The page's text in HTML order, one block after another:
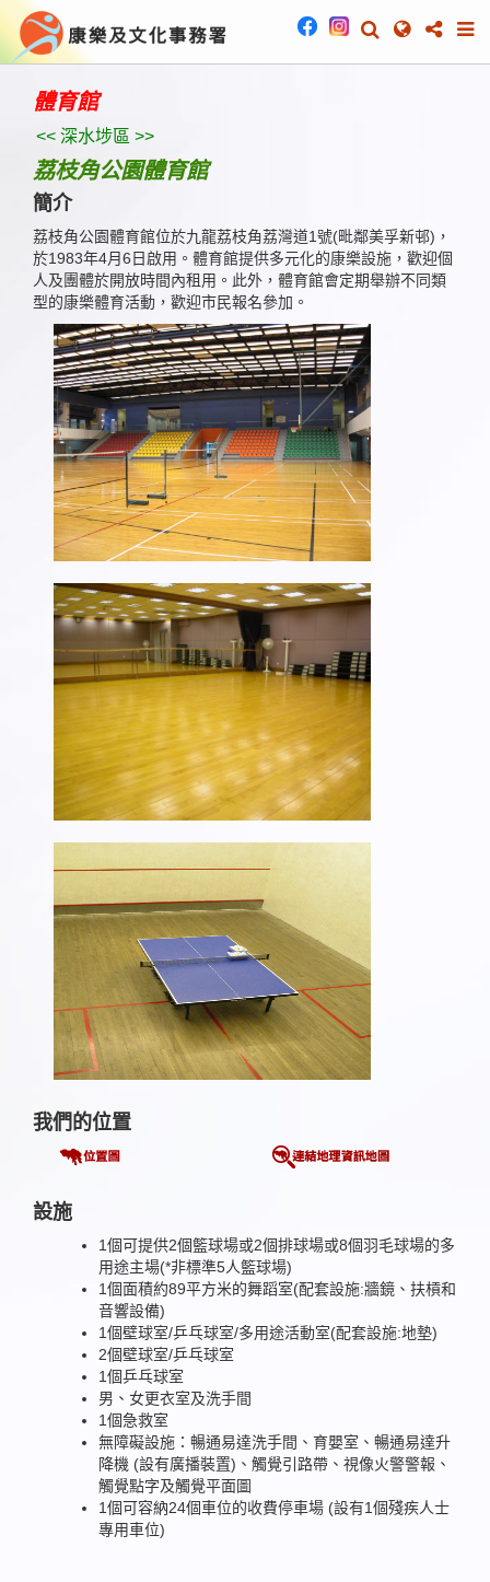
體育館
<< 深水埗區 >>
荔枝角公園體育館
簡介
荔枝角公園體育館位於九龍荔枝角荔灣道1號(毗鄰美孚新邨)，
於1983年4月6日啟用。體育館提供多元化的康樂設施，歡迎個
人及團體於開放時間內租用。此外，體育館會定期舉辦不同類
型的康樂體育活動，歡迎市民報名參加。
我們的位置
設施
1個可提供2個籃球場或2個排球場或8個羽毛球場的多
用途主場(*非標準5人籃球場)
1個面積約89平方米的舞蹈室(配套設施:牆鏡、扶槓和
音響設備)
1個壁球室/乒乓球室/多用途活動室(配套設施:地墊)
2個壁球室/乒乓球室
1個乒乓球室
男、女更衣室及洗手間
1個急救室
無障礙設施：暢通易達洗手間、育嬰室、暢通易達升
降機 (設有廣播裝置)、觸覺引路帶、視像火警警報、
觸覺點字及觸覺平面圖
1個可容納24個車位的收費停車場 (設有1個殘疾人士
專用車位)